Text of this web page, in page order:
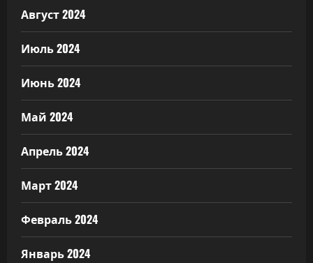
Август 2024
Июль 2024
Июнь 2024
Май 2024
Апрель 2024
Март 2024
Февраль 2024
Январь 2024